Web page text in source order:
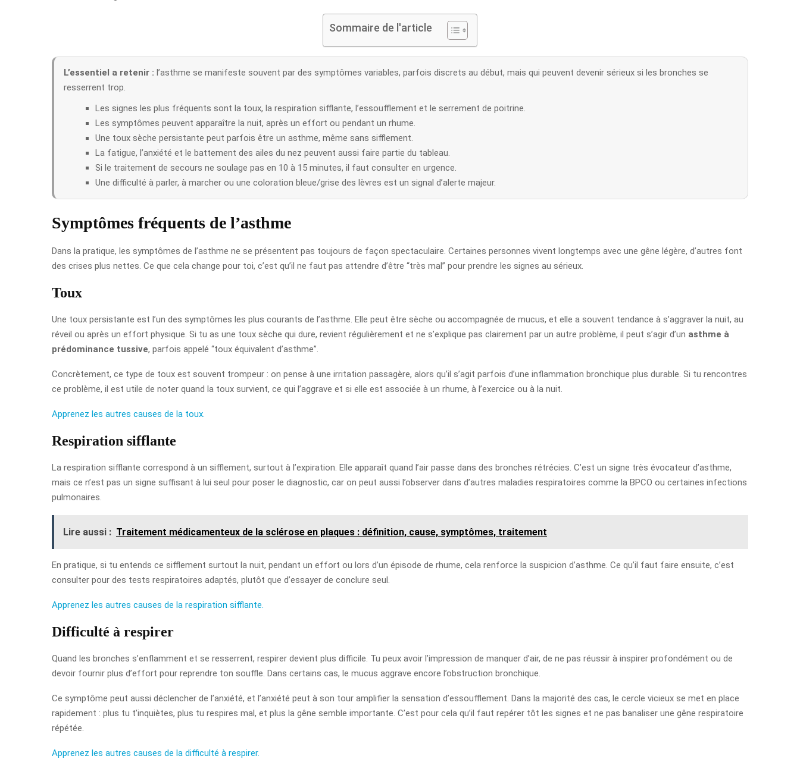
Sommaire de l'article
L’essentiel a retenir : l’asthme se manifeste souvent par des symptômes variables, parfois discrets au début, mais qui peuvent devenir sérieux si les bronches se
resserrent trop.
Les signes les plus fréquents sont la toux, la respiration sifflante, l’essoufflement et le serrement de poitrine.
Les symptômes peuvent apparaître la nuit, après un effort ou pendant un rhume.
Une toux sèche persistante peut parfois être un asthme, même sans sifflement.
La fatigue, l’anxiété et le battement des ailes du nez peuvent aussi faire partie du tableau.
Si le traitement de secours ne soulage pas en 10 à 15 minutes, il faut consulter en urgence.
Une difficulté à parler, à marcher ou une coloration bleue/grise des lèvres est un signal d’alerte majeur.
Symptômes fréquents de l’asthme
Dans la pratique, les symptômes de l’asthme ne se présentent pas toujours de façon spectaculaire. Certaines personnes vivent longtemps avec une gêne légère, d’autres font
des crises plus nettes. Ce que cela change pour toi, c’est qu’il ne faut pas attendre d’être “très mal” pour prendre les signes au sérieux.
Toux
Une toux persistante est l’un des symptômes les plus courants de l’asthme. Elle peut être sèche ou accompagnée de mucus, et elle a souvent tendance à s’aggraver la nuit, au
réveil ou après un effort physique. Si tu as une toux sèche qui dure, revient régulièrement et ne s’explique pas clairement par un autre problème, il peut s’agir d’un asthme à
prédominance tussive, parfois appelé “toux équivalent d’asthme”.
Concrètement, ce type de toux est souvent trompeur : on pense à une irritation passagère, alors qu’il s’agit parfois d’une inflammation bronchique plus durable. Si tu rencontres
ce problème, il est utile de noter quand la toux survient, ce qui l’aggrave et si elle est associée à un rhume, à l’exercice ou à la nuit.
Apprenez les autres causes de la toux.
Respiration sifflante
La respiration sifflante correspond à un sifflement, surtout à l’expiration. Elle apparaît quand l’air passe dans des bronches rétrécies. C’est un signe très évocateur d’asthme,
mais ce n’est pas un signe suffisant à lui seul pour poser le diagnostic, car on peut aussi l’observer dans d’autres maladies respiratoires comme la BPCO ou certaines infections
pulmonaires.
Lire aussi : Traitement médicamenteux de la sclérose en plaques : définition, cause, symptômes, traitement
En pratique, si tu entends ce sifflement surtout la nuit, pendant un effort ou lors d’un épisode de rhume, cela renforce la suspicion d’asthme. Ce qu’il faut faire ensuite, c’est
consulter pour des tests respiratoires adaptés, plutôt que d’essayer de conclure seul.
Apprenez les autres causes de la respiration sifflante.
Difficulté à respirer
Quand les bronches s’enflamment et se resserrent, respirer devient plus difficile. Tu peux avoir l’impression de manquer d’air, de ne pas réussir à inspirer profondément ou de
devoir fournir plus d’effort pour reprendre ton souffle. Dans certains cas, le mucus aggrave encore l’obstruction bronchique.
Ce symptôme peut aussi déclencher de l’anxiété, et l’anxiété peut à son tour amplifier la sensation d’essoufflement. Dans la majorité des cas, le cercle vicieux se met en place
rapidement : plus tu t’inquiètes, plus tu respires mal, et plus la gêne semble importante. C’est pour cela qu’il faut repérer tôt les signes et ne pas banaliser une gêne respiratoire
répétée.
Apprenez les autres causes de la difficulté à respirer.